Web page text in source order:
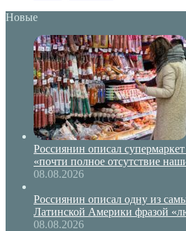
Новые
Россиянин описал
«почти полное отсутствие
08.08.2026
Россиянин описал одну из
Латинской Америки фразой
08.08.2026